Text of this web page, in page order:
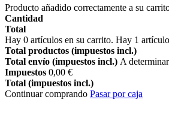
Producto añadido correctamente a su
Cantidad
Total
Hay 0 artículos en su carrito. Hay 1
Total productos (impuestos incl.)
Total envío (impuestos incl.) A determinar
Impuestos 0,00 €
Total (impuestos incl.)
Continuar comprando Pasar por caja